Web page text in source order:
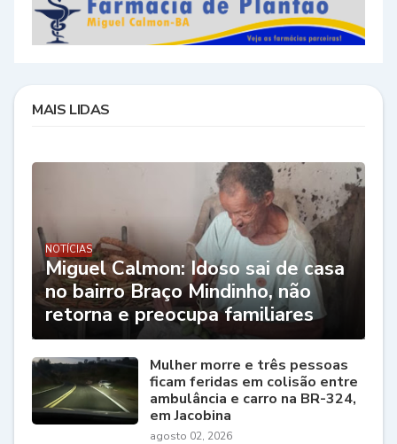
MAIS LIDAS
NOTÍCIAS
Miguel Calmon: Idoso sai de casa
no bairro Braço Mindinho, não
retorna e preocupa familiares
Mulher morre e três pessoas
ficam feridas em colisão entre
ambulância e carro na BR-324,
em Jacobina
agosto 02, 2026